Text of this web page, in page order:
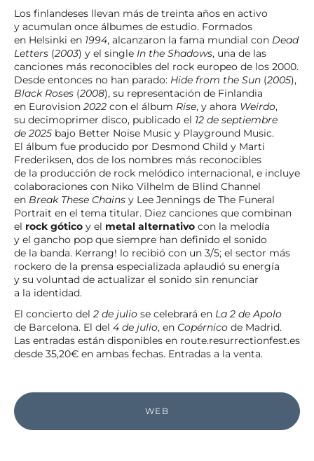
Los finlandeses llevan más de treinta años en activo
y acumulan once álbumes de estudio. Formados
en Helsinki en 1994, alcanzaron la fama mundial con Dead
Letters (2003) y el single In the Shadows, una de las
canciones más reconocibles del rock europeo de los 2000.
Desde entonces no han parado: Hide from the Sun (2005),
Black Roses (2008), su representación de Finlandia
en Eurovision 2022 con el álbum Rise, y ahora Weirdo,
su decimoprimer disco, publicado el 12 de septiembre
de 2025 bajo Better Noise Music y Playground Music.
El álbum fue producido por Desmond Child y Marti
Frederiksen, dos de los nombres más reconocibles
de la producción de rock melódico internacional, e incluye
colaboraciones con Niko Vilhelm de Blind Channel
en Break These Chains y Lee Jennings de The Funeral
Portrait en el tema titular. Diez canciones que combinan
el rock gótico y el metal alternativo con la melodía
y el gancho pop que siempre han definido el sonido
de la banda. Kerrang! lo recibió con un 3/5; el sector más
rockero de la prensa especializada aplaudió su energía
y su voluntad de actualizar el sonido sin renunciar
a la identidad.
El concierto del 2 de julio se celebrará en La 2 de Apolo
de Barcelona. El del 4 de julio, en Copérnico de Madrid.
Las entradas están disponibles en route.resurrectionfest.es
desde 35,20€ en ambas fechas. Entradas a la venta.
WEB